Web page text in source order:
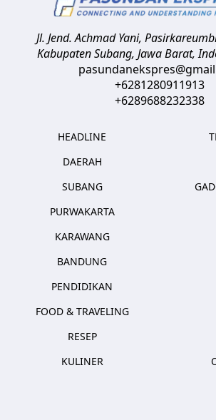
Jl. Jend. Achmad Yani,
Kabupaten Subang, Jawa Barat,
+6281280911913
+6289688232338
HEADLINE
DAERAH
SUBANG
PURWAKARTA
KARAWANG
BANDUNG
PENDIDIKAN
FOOD & TRAVELING
RESEP
KULINER